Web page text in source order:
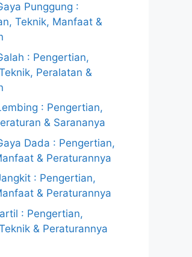
Punggung :
Teknik, Manfaat &
: Pengertian,
Peralatan &
: Pengertian,
& Sarananya
Dada : Pengertian,
& Peraturannya
: Pengertian,
& Peraturannya
: Pengertian,
& Peraturannya